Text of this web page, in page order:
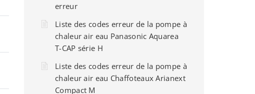
erreur
Liste des codes erreur de la pompe à
chaleur air eau Panasonic Aquarea
T-CAP série H
Liste des codes erreur de la pompe à
chaleur air eau Chaffoteaux Arianext
Compact M